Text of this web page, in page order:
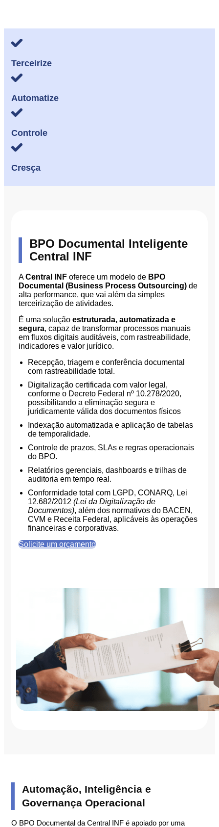
Terceirize
Automatize
Controle
Cresça
BPO Documental Inteligente
Central INF
ACentral INF oferece um modelo de BPO
Documental (Business Process Outsourcing) de
alta performance, que vai além da simples
terceirização de atividades.
É uma solução estruturada, automatizada e
segura, capaz de transformar processos manuais
em fluxos digitais auditáveis, com rastreabilidade,
indicadores e valor jurídico.
Recepção, triagem e conferência documental
com rastreabilidade total.
Digitalização certificada com valor legal,
conforme o Decreto Federal nº 10.278/2020,
possibilitando a eliminação segura e
juridicamente válida dos documentos físicos
Indexação automatizada e aplicação de tabelas
de temporalidade.
Controle de prazos, SLAs e regras operacionais
do BPO.
Relatórios gerenciais, dashboards e trilhas de
auditoria em tempo real.
Conformidade total com LGPD, CONARQ, Lei
12.682/2012 (Lei da Digitalização de
Documentos), além dos normativos do BACEN,
CVM e Receita Federal, aplicáveis às operações
financeiras e corporativas.
Solicite um orçamento
Automação, Inteligência e
Governança Operacional
O BPO Documental da Central INF é apoiado por uma